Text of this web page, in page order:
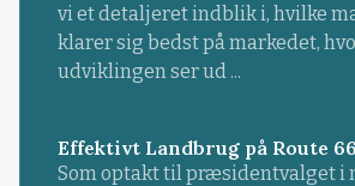
vi et detaljeret indblik i, hvilke
klarer sig bedst på markedet,
udviklingen ser ud ...
Effektivt Landbrug på Route 66
Som optakt til præsidentvalget i